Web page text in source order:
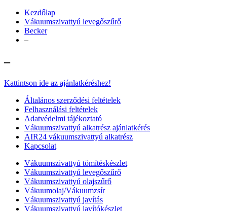
Kezdőlap
Vákuumszivattyú levegőszűrő
Becker
–
–
Kattintson ide az ajánlatkéréshez!
Általános szerződési feltételek
Felhasználási feltételek
Adatvédelmi tájékoztató
Vákuumszivattyú alkatrész ajánlatkérés
AIR24 vákuumszivattyú alkatrész
Kapcsolat
Vákuumszivattyú tömítéskészlet
Vákuumszivattyú levegőszűrő
Vákuumszivattyú olajszűrő
Vákuumolaj/Vákuumzsír
Vákuumszivattyú javítás
Vákuumszivattyú javítókészlet